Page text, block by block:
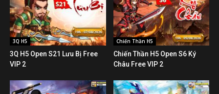
3Q H5
3Q H5 Open S21 Lưu Bị Free
VIP 2
Chiến Thần H5
Chiến Thần H5 Open S6 Ký
Châu Free VIP 2